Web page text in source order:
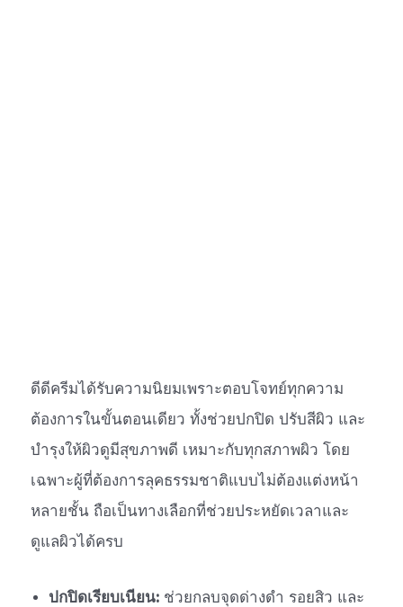
ดีดีครีมได้รับความนิยมเพราะตอบโจทย์ทุกความ
ต้องการในขั้นตอนเดียว ทั้งช่วยปกปิด ปรับสีผิว และ
บำรุงให้ผิวดูมีสุขภาพดี เหมาะกับทุกสภาพผิว โดย
เฉพาะผู้ที่ต้องการลุคธรรมชาติแบบไม่ต้องแต่งหน้า
หลายชั้น ถือเป็นทางเลือกที่ช่วยประหยัดเวลาและ
ดูแลผิวได้ครบ
ปกปิดเรียบเนียน: ช่วยกลบจุดด่างดำ รอยสิว และ